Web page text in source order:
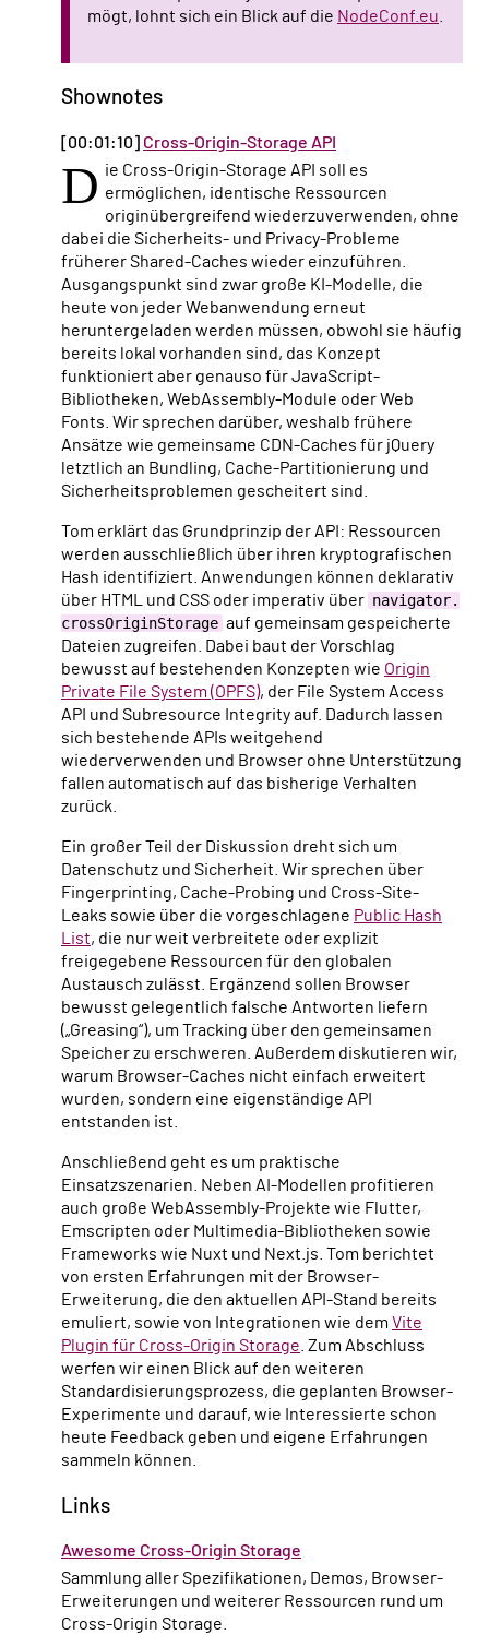
mögt, lohnt sich ein Blick auf die NodeConf.eu.
Shownotes
[00:01:10] Cross-Origin-Storage API
D ie Cross-Origin-Storage API soll es
ermöglichen, identische Ressourcen
originübergreifend wiederzuverwenden, ohne
dabei die Sicherheits- und Privacy-Probleme
früherer Shared-Caches wieder einzuführen.
Ausgangspunkt sind zwar große KI-Modelle, die
heute von jeder Webanwendung erneut
heruntergeladen werden müssen, obwohl sie häufig
bereits lokal vorhanden sind, das Konzept
funktioniert aber genauso für JavaScript-
Bibliotheken, WebAssembly-Module oder Web
Fonts. Wir sprechen darüber, weshalb frühere
Ansätze wie gemeinsame CDN-Caches für jQuery
letztlich an Bundling, Cache-Partitionierung und
Sicherheitsproblemen gescheitert sind.
Tom erklärt das Grundprinzip der API: Ressourcen
werden ausschließlich über ihren kryptografischen
Hash identifiziert. Anwendungen können deklarativ
über HTML und CSS oder imperativ über navigator.
crossOriginStorage auf gemeinsam gespeicherte
Dateien zugreifen. Dabei baut der Vorschlag
bewusst auf bestehenden Konzepten wie Origin
Private File System (OPFS), der File System Access
API und Subresource Integrity auf. Dadurch lassen
sich bestehende APIs weitgehend
wiederverwenden und Browser ohne Unterstützung
fallen automatisch auf das bisherige Verhalten
zurück.
Ein großer Teil der Diskussion dreht sich um
Datenschutz und Sicherheit. Wir sprechen über
Fingerprinting, Cache-Probing und Cross-Site-
Leaks sowie über die vorgeschlagene Public Hash
List, die nur weit verbreitete oder explizit
freigegebene Ressourcen für den globalen
Austausch zulässt. Ergänzend sollen Browser
bewusst gelegentlich falsche Antworten liefern
(„Greasing“), um Tracking über den gemeinsamen
Speicher zu erschweren. Außerdem diskutieren wir,
warum Browser-Caches nicht einfach erweitert
wurden, sondern eine eigenständige API
entstanden ist.
Anschließend geht es um praktische
Einsatzszenarien. Neben AI-Modellen profitieren
auch große WebAssembly-Projekte wie Flutter,
Emscripten oder Multimedia-Bibliotheken sowie
Frameworks wie Nuxt und Next.js. Tom berichtet
von ersten Erfahrungen mit der Browser-
Erweiterung, die den aktuellen API-Stand bereits
emuliert, sowie von Integrationen wie dem Vite
Plugin für Cross-Origin Storage . Zum Abschluss
werfen wir einen Blick auf den weiteren
Standardisierungsprozess, die geplanten Browser-
Experimente und darauf, wie Interessierte schon
heute Feedback geben und eigene Erfahrungen
sammeln können.
Links
Awesome Cross-Origin Storage
Sammlung aller Spezifikationen, Demos, Browser-
Erweiterungen und weiterer Ressourcen rund um
Cross-Origin Storage.